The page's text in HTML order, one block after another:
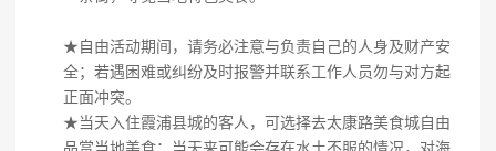
★自由活动期间，请务必注意与负责自己的人身及财产安
全；若遇困难或纠纷及时报警并联系工作人员勿与对方起
正面冲突。
★当天入住霞浦县城的客人，可选择去太康路美食城自由